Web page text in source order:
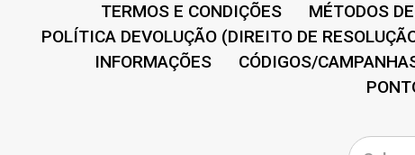
TERMOS E CONDIÇÕES MÉTODOS
POLÍTICA DEVOLUÇÃO (DIREITO DE
INFORMAÇÕES
CÓDIGOS/